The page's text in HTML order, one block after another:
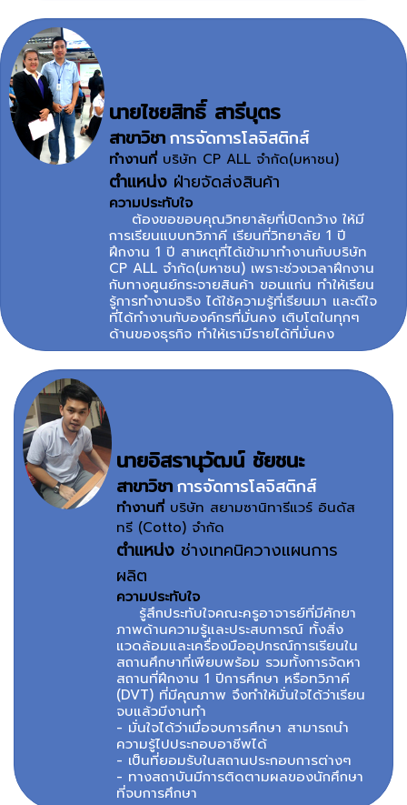
นายไชยสิทธิ์ สารีบุตร
สาขาวิชาการจัดการโลจิสติกส์
ทำงานที่บริษัท CP ALL จำกัด(มหาชน)
ตำแหน่ง ฝ่ายจัดส่งสินค้า
ความประทับใจ
ต้องขอขอบคุณวิทยาลัยที่เปิดกว้าง ให้มี
การเรียนแบบทวิภาคี เรียนที่วิทยาลัย 1 ปี
ฝึกงาน 1 ปี สาเหตุที่ได้เข้ามาทำงานกับบริษัท
CP ALL จำกัด(มหาชน) เพราะช่วงเวลาฝึกงาน
กับทางศูนย์กระจายสินค้า ขอนแก่น ทำให้เรียน
รู้การทำงานจริง ได้ใช้ความรู้ที่เรียนมา และดีใจ
ที่ได้ทำงานกับองค์กรที่มั่นคง เติบโตในทุกๆ
ด้านของธุรกิจ ทำให้เรามีรายได้ที่มั่นคง
นายอิสรานุวัฒน์ ชัยชนะ
สาขาวิชาการจัดการโลจิสติกส์
ทำงานที่บริษัท สยามซานิทารีแวร์ อินดัส
ทรี (Cotto) จำกัด
ตำแหน่ง ช่างเทคนิควางแผนการ
ผลิต
ความประทับใจ
รู้สึกประทับใจคณะครูอาจารย์ที่มีศักยา
ภาพด้านความรู้และประสบการณ์ ทั้งสิ่ง
แวดล้อมและเครื่องมืออุปกรณ์การเรียนใน
สถานศึกษาที่เพียบพร้อม รวมทั้งการจัดหา
สถานที่ฝึกงาน 1 ปีการศึกษา หรือทวิภาคี
(DVT) ที่มีคุณภาพ จึงทำให้มั่นใจได้ว่าเรียน
จบแล้วมีงานทำ
- มั่นใจได้ว่าเมื่อจบการศึกษา สามารถนำ
ความรู้ไปประกอบอาชีพได้
- เป็นที่ยอมรับในสถานประกอบการต่างๆ
- ทางสถาบันมีการติดตามผลของนักศึกษา
ที่จบการศึกษา